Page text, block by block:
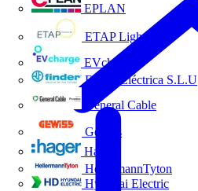
EPLAN
ETAP Lighting
EVcharge
Finder Eléctrica S.L.U
General Cable
Gewiss
Hager
HellermannTyton
Hyundai Electric